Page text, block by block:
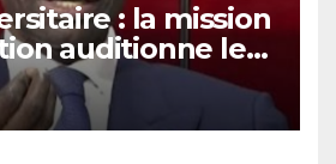
: la mission
auditionne le
Camara.